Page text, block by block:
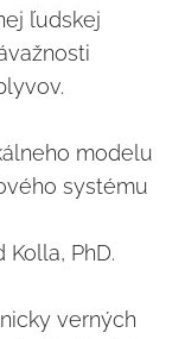
ľudskej
modelu
systému
PhD.
verných